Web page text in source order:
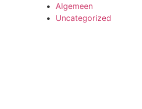
Algemeen
Uncategorized